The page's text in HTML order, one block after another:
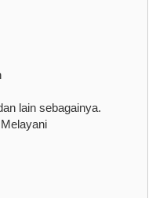
lain sebagainya.